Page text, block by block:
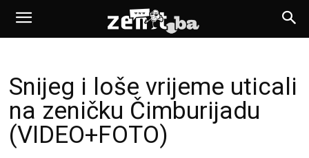
Snijeg i loše vrijeme uticali
na zeničku Čimburijadu
(VIDEO+FOTO)